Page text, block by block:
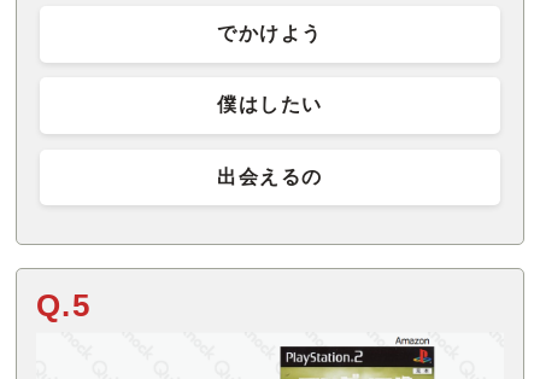
でかけよう
僕はしたい
出会えるの
Q.5